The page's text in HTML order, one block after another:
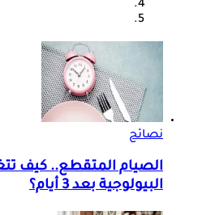
نصائح
الصيام المتقطع.. كيف
البيولوجية بعد 3 أيام؟